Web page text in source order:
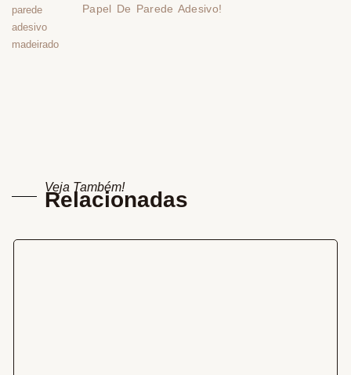
Papel De Parede Adesivo!
Veja Também!
Relacionadas